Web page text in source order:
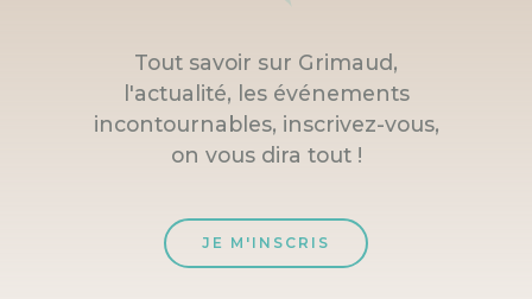
Tout savoir sur Grimaud,
l'actualité, les événements
incontournables, inscrivez-vous,
on vous dira tout !
JE M'INSCRIS